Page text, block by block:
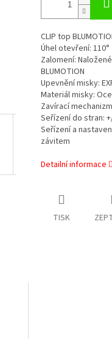
CLIP top
Úhel otevření: 110°
Zalomení:
BLUMOTION
Upevnění misky:
Materiál misky:
Zavírací
Seřízení do stran:
Seřízení a
závitem
Detailní informace
TISK